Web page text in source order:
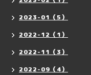
2023-01（5）
2022-12（1）
2022-11（3）
2022-09（4）